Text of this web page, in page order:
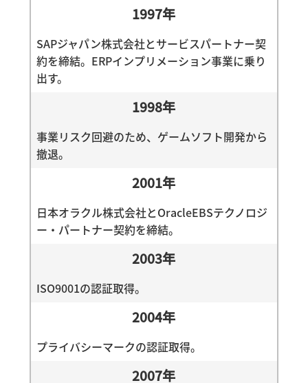
1997年
SAPジャパン株式会社とサービスパートナー契
約を締結。ERPインプリメーション事業に乗り
出す。
1998年
事業リスク回避のため、ゲームソフト開発から
撤退。
2001年
日本オラクル株式会社とOracleEBSテクノロジ
ー・パートナー契約を締結。
2003年
ISO9001の認証取得。
2004年
プライバシーマークの認証取得。
2007年